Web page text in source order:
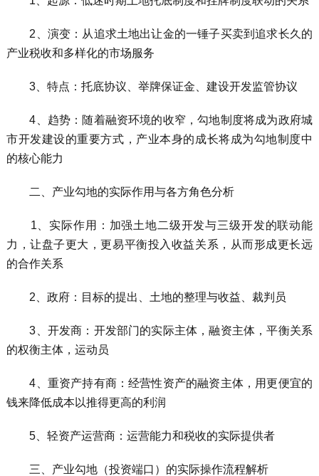
2、演变：从追求土地出让金的一锤子买卖到追求长久的
产业税收和多样化的市场服务
3、特点：托底协议、举牌保证金、建设开发监管协议
4、趋势：随着融资环境的收窄，勾地制度将成为政府城
市开发建设的重要方式，产业本身的成长将成为勾地制度中
的核心能力
二、产业勾地的实际作用与各方角色分析
1、实际作用：加强土地二级开发与三级开发的联动能
力，让盘子更大，更易平衡投入收益关系，从而形成更长远
的合作关系
2、政府：目标的提出、土地的整理与收益、裁判员
3、开发商：开发部门的实际主体，融资主体，平衡关系
的权衡主体，运动员
4、重资产持有商：经营性资产的融资主体，用更便宜的
钱来降低成本以推得更高的利润
5、轻资产运营商：运营能力和税收的实际提供者
三、产业勾地（投资端口）的实际操作流程解析